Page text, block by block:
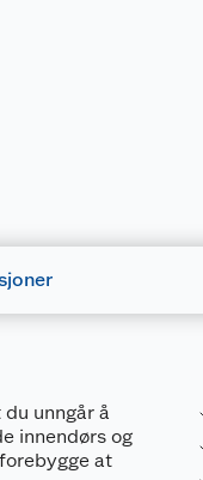
unngår å
innendørs og
at